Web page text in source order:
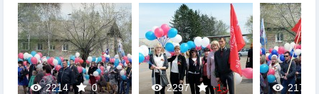
2214
0
2297
-1
2178